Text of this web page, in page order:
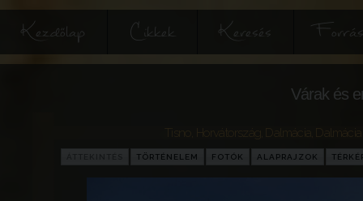
Kezdőlap Cikkek Keresés
Várak és
Tisno Horvátország Dalmácia
TÖRTÉNELEM FOTÓK ALAPRAJZOK